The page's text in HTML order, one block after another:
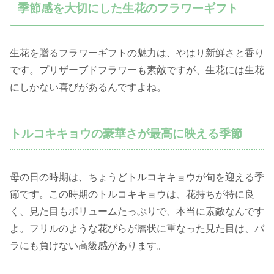
季節感を大切にした生花のフラワーギフト
生花を贈るフラワーギフトの魅力は、やはり新鮮さと香り
です。プリザーブドフラワーも素敵ですが、生花には生花
にしかない喜びがあるんですよね。
トルコキキョウの豪華さが最高に映える季節
母の日の時期は、ちょうどトルコキキョウが旬を迎える季
節です。この時期のトルコキキョウは、花持ちが特に良
く、見た目もボリュームたっぷりで、本当に素敵なんです
よ。フリルのような花びらが層状に重なった見た目は、バ
ラにも負けない高級感があります。